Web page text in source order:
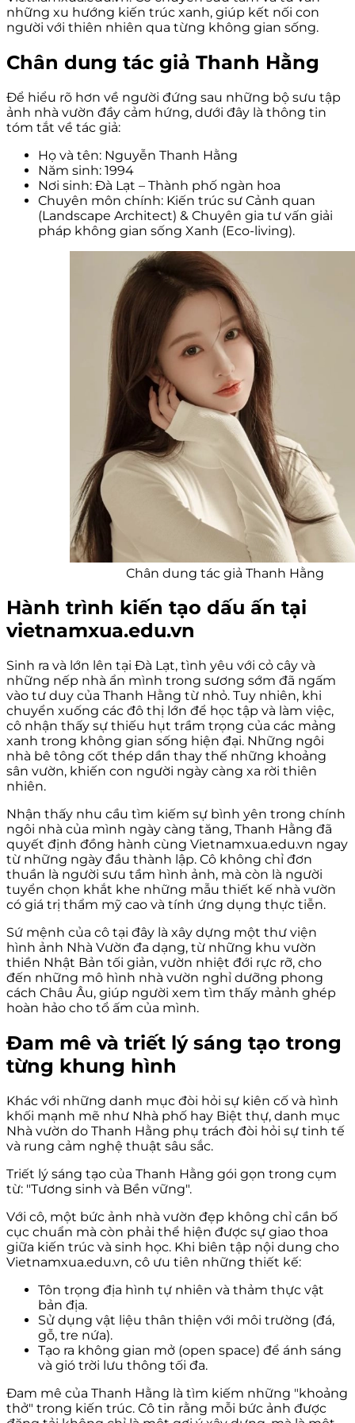
những xu hướng kiến trúc xanh, giúp kết nối con
người với thiên nhiên qua từng không gian sống.
Chân dung tác giả Thanh Hằng
Để hiểu rõ hơn về người đứng sau những bộ sưu tập
ảnh nhà vườn đầy cảm hứng, dưới đây là thông tin
tóm tắt về tác giả:
Họ và tên: Nguyễn Thanh Hằng
Năm sinh: 1994
Nơi sinh: Đà Lạt – Thành phố ngàn hoa
Chuyên môn chính: Kiến trúc sư Cảnh quan
(Landscape Architect) & Chuyên gia tư vấn giải
pháp không gian sống Xanh (Eco-living).
Chân dung tác giả Thanh Hằng
Hành trình kiến tạo dấu ấn tại
vietnamxua.edu.vn
Sinh ra và lớn lên tại Đà Lạt, tình yêu với cỏ cây và
những nếp nhà ẩn mình trong sương sớm đã ngấm
vào tư duy của Thanh Hằng từ nhỏ. Tuy nhiên, khi
chuyển xuống các đô thị lớn để học tập và làm việc,
cô nhận thấy sự thiếu hụt trầm trọng của các mảng
xanh trong không gian sống hiện đại. Những ngôi
nhà bê tông cốt thép dần thay thế những khoảng
sân vườn, khiến con người ngày càng xa rời thiên
nhiên.
Nhận thấy nhu cầu tìm kiếm sự bình yên trong chính
ngôi nhà của mình ngày càng tăng, Thanh Hằng đã
quyết định đồng hành cùng Vietnamxua.edu.vn ngay
từ những ngày đầu thành lập. Cô không chỉ đơn
thuần là người sưu tầm hình ảnh, mà còn là người
tuyển chọn khắt khe những mẫu thiết kế nhà vườn
có giá trị thẩm mỹ cao và tính ứng dụng thực tiễn.
Sứ mệnh của cô tại đây là xây dựng một thư viện
hình ảnh Nhà Vườn đa dạng, từ những khu vườn
thiền Nhật Bản tối giản, vườn nhiệt đới rực rỡ, cho
đến những mô hình nhà vườn nghỉ dưỡng phong
cách Châu Âu, giúp người xem tìm thấy mảnh ghép
hoàn hảo cho tổ ấm của mình.
Đam mê và triết lý sáng tạo trong
từng khung hình
Khác với những danh mục đòi hỏi sự kiên cố và hình
khối mạnh mẽ như Nhà phố hay Biệt thự, danh mục
Nhà vườn do Thanh Hằng phụ trách đòi hỏi sự tinh tế
và rung cảm nghệ thuật sâu sắc.
Triết lý sáng tạo của Thanh Hằng gói gọn trong cụm
từ: "Tương sinh và Bền vững".
Với cô, một bức ảnh nhà vườn đẹp không chỉ cần bố
cục chuẩn mà còn phải thể hiện được sự giao thoa
giữa kiến trúc và sinh học. Khi biên tập nội dung cho
Vietnamxua.edu.vn, cô ưu tiên những thiết kế:
Tôn trọng địa hình tự nhiên và thảm thực vật
bản địa.
Sử dụng vật liệu thân thiện với môi trường (đá,
gỗ, tre nứa).
Tạo ra không gian mở (open space) để ánh sáng
và gió trời lưu thông tối đa.
Đam mê của Thanh Hằng là tìm kiếm những "khoảng
thở" trong kiến trúc. Cô tin rằng mỗi bức ảnh được